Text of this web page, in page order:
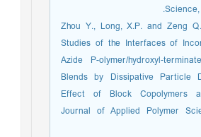
2. Zhou Y., Long, X.P. and Zeng
Studies of the Interfaces of
Azide P-olymer/
Blends by Dissipative Particle
Effect of Block Copolymers
Journal of Applied Polymer